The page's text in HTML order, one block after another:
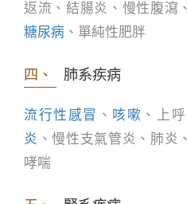
返流、結腸炎、慢性腹瀉、
糖尿病 、單純性肥胖
四、 肺系疾病
流行性感冒 、 咳嗽 、上
炎 、慢性支氣管炎、肺炎
哮喘